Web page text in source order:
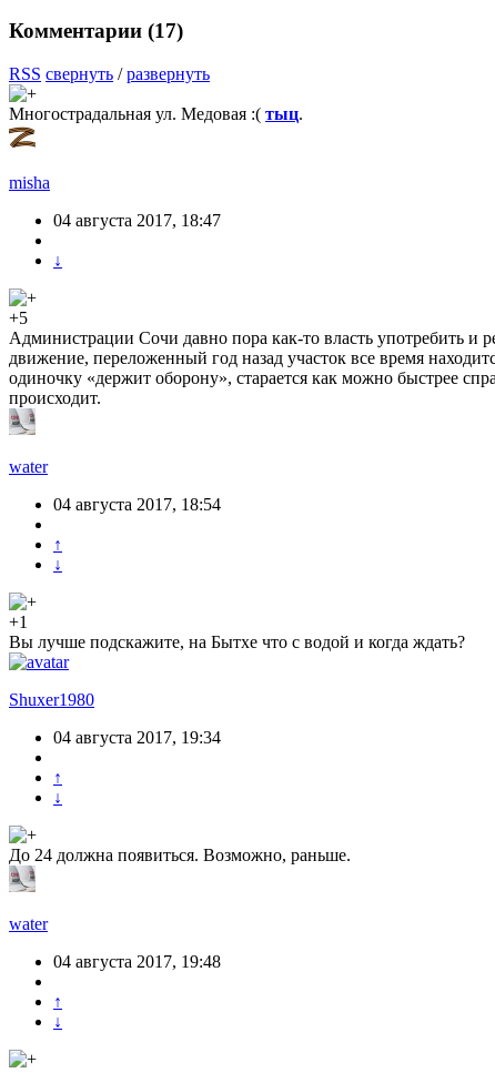
Комментарии (17)
RSS свернуть /развернуть
Многострадальная ул. Медовая :( тыц.
misha
04 августа 2017, 18:47
↓
+5
Администрации Сочи давно пора как-то власть употребить и
движение, переложенный год назад участок все время
одиночку «держит оборону», старается как можно быстрее
происходит.
water
04 августа 2017, 18:54
↑
↓
+1
Вы лучше подскажите, на Бытхе что с водой и когда ждать?
Shuxer1980
04 августа 2017, 19:34
↑
↓
До 24 должна появиться. Возможно, раньше.
water
04 августа 2017, 19:48
↑
↓